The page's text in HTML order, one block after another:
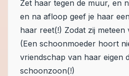
Zet haar tegen de muur, en
en na afloop geef je haar
haar reet(!) Zodat zij meteen
(Een schoonmoeder hoort
vriendschap van haar eigen
schoonzoon(!)